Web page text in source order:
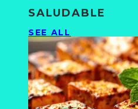
SALUDABLE
SEE ALL